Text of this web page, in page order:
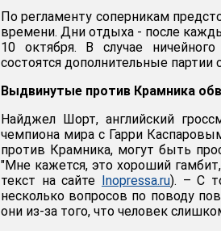
По регламенту соперникам
времени. Дни отдыха - после
10 октября. В случае
состоятся дополнительные
Выдвинутые против Крамника
Найджел Шорт, английский
чемпиона мира с Гарри
против Крамника, могут быть
"Мне кажется, это хороший
текст на сайте Inopressa.ru). – С
несколько вопросов по поводу
они из-за того, что человек